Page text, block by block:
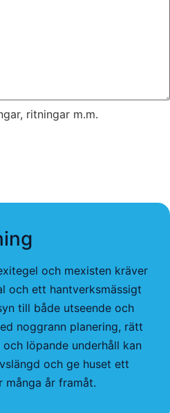
ritningar m.m.
och mexisten kräver
och ett hantverksmässigt
till både utseende och
noggrann planering, rätt
löpande underhåll kan
och ge huset ett
år framåt.